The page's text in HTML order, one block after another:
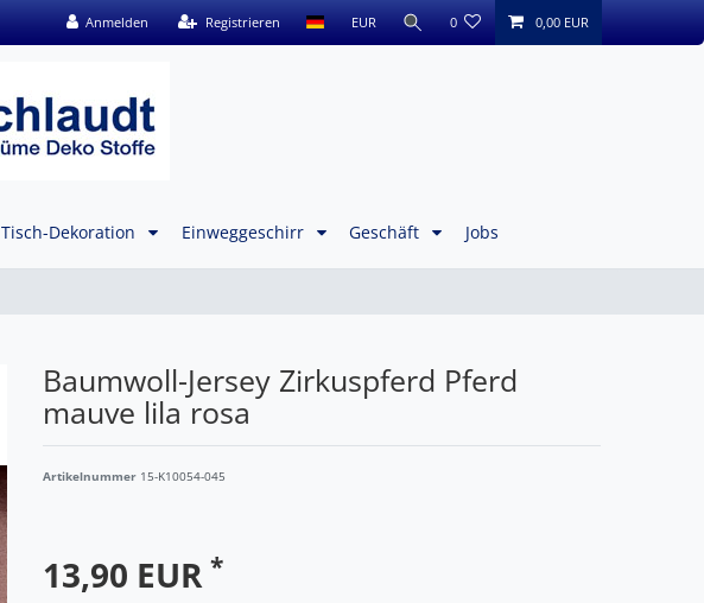
Anmelden Registrieren EUR 0 0,00 EUR
Tisch-Dekoration Einweggeschirr Geschäft Jobs
Baumwoll-Jersey Zirkuspferd Pferd
mauve lila rosa
Artikelnummer 15-K10054-045
13,90 EUR *